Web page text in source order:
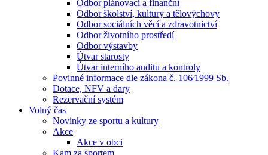
Odbor plánovací a finanční
Odbor školství, kultury a tělovýchovy
Odbor sociálních věcí a zdravotnictví
Odbor životního prostředí
Odbor výstavby
Útvar starosty
Útvar interního auditu a kontroly
Povinné informace dle zákona č. 106⁄1999 Sb.
Dotace, NFV a dary
Rezervační systém
Volný čas
Novinky ze sportu a kultury
Akce
Akce v obci
Kam za sportem